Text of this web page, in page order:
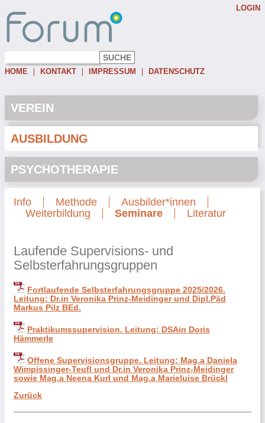
HOME KONTAKT IMPRESSUM DATENSCHUTZ
LOGIN
Password:
VEREIN
AUSBILDUNG
PSYCHOTHERAPIE
Info Methode
Ausbilder*innen
Weiterbildung
Seminare Literatur
Laufende Supervisions- und
Selbsterfahrungsgruppen
Fortlaufende Selbsterfahrungsgruppe 2025/2026.
Leitung: Dr.in Veronika Prinz-Meidinger und Dipl.Päd
Markus Pilz BEd.
Praktikumssupervision. Leitung: DSAin Doris
Hämmerle
Offene Supervisionsgruppe. Leitung: Mag.a Daniela
Wimpissinger-Teufl und Dr.in Veronika Prinz-Meidinger
sowie Mag.a Neena Kurl und Mag.a Marieluise Brückl
Zurück